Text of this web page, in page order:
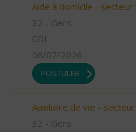
Aide à domicile - secteur
32 - Gers
CDI
06/07/2026
POSTULER
Auxiliaire de vie -
32 - Gers